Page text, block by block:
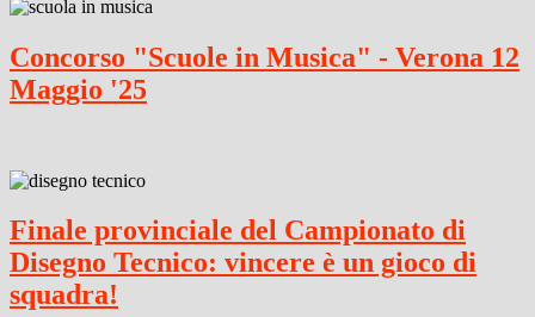
Concorso "Scuole in Musica" - Verona 12
Maggio '25
Finale provinciale del Campionato di
Disegno Tecnico: vincere è un gioco di
squadra!